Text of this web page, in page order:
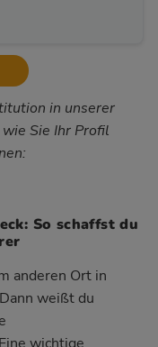
in unserer
Sie Ihr Profil
So schaffst du
anderen Ort in
weißt du
wichtige